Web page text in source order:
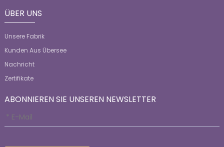
ÜBER UNS
Unsere Fabrik
Kunden Aus Übersee
Nachricht
Zertifikate
ABONNIEREN SIE UNSEREN NEWSLETTER